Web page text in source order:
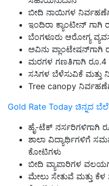
ಬೀದಿ ನಾಯಿಗಳ
ಇಂದಿರಾ ಕ್ಯಾಂಟೀನ್
ಬೆಂಗಳೂರು ಆರೋಗ್ಯ
ಅವಿನು ಪ್ಲಾಂಟೇಷನ್‌ಗಾಗಿ
ಮರಗಳ ಗಣತಿಗಾಗಿ
ಸಸಿಗಳ ಬೆಳೆಸುವಿಕೆ ಮತ್ತು
Tree canopy
Gold Rate Today ಚಿನ್ನದ
ಹೈ-ಟೆಕ್ ನರ್ಸರಿಗಳಿಗಾಗಿ
ಶಾಲಾ ವಿದ್ಯಾರ್ಥಿಗಳಿಗೆ
ಕೋಟಿಗಳು
ಬೀದಿ ವ್ಯಾಪಾರಿಗಳ
ಮೇಲು ಸೇತುವೆ ಮತ್ತು